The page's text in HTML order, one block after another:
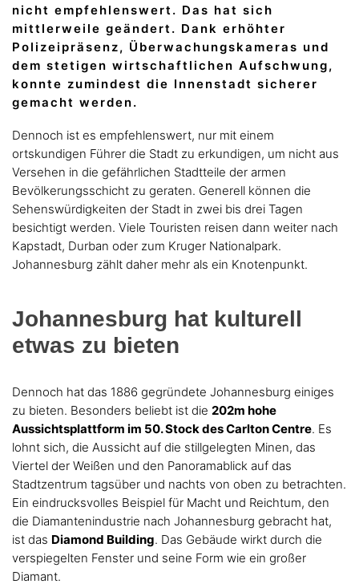
nicht empfehlenswert. Das hat sich
mittlerweile geändert. Dank erhöhter
Polizeipräsenz, Überwachungskameras und
dem stetigen wirtschaftlichen Aufschwung,
konnte zumindest die Innenstadt sicherer
gemacht werden.
Dennoch ist es empfehlenswert, nur mit einem
ortskundigen Führer die Stadt zu erkundigen, um nicht aus
Versehen in die gefährlichen Stadtteile der armen
Bevölkerungsschicht zu geraten. Generell können die
Sehenswürdigkeiten der Stadt in zwei bis drei Tagen
besichtigt werden. Viele Touristen reisen dann weiter nach
Kapstadt, Durban oder zum Kruger Nationalpark.
Johannesburg zählt daher mehr als ein Knotenpunkt.
Johannesburg hat kulturell
etwas zu bieten
Dennoch hat das 1886 gegründete Johannesburg einiges
zu bieten. Besonders beliebt ist die 202m hohe
Aussichtsplattform im 50. Stock des Carlton Centre. Es
lohnt sich, die Aussicht auf die stillgelegten Minen, das
Viertel der Weißen und den Panoramablick auf das
Stadtzentrum tagsüber und nachts von oben zu betrachten.
Ein eindrucksvolles Beispiel für Macht und Reichtum, den
die Diamantenindustrie nach Johannesburg gebracht hat,
ist das Diamond Building. Das Gebäude wirkt durch die
verspiegelten Fenster und seine Form wie ein großer
Diamant.